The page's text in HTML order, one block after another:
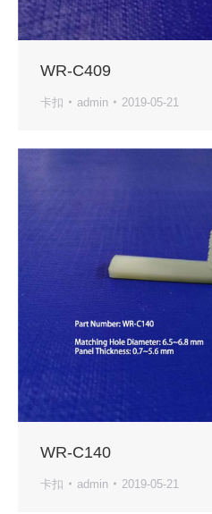
WR-C409
卡扣 admin 2019-05-21
WR-C140
卡扣 admin 2019-05-21